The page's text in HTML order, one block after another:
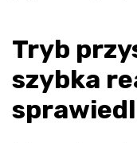
Tryb
szybka